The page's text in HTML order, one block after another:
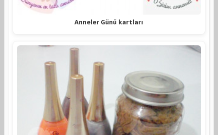
Anneler Günü kartları